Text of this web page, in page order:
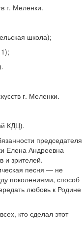
г. Меленки.
школа);
г. Меленки.
КДЦ).
председателя
Елена Андреевна
и зрителей.
песня — не
поколениями, способ
любовь к Родине
кто сделал этот